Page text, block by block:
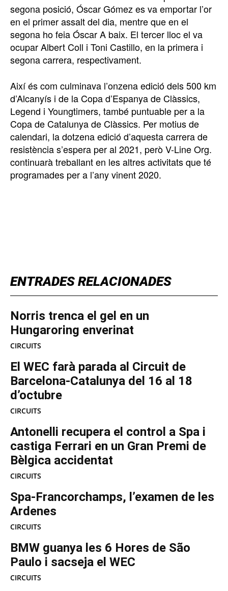
ENTRADES RELACIONADES
Norris trenca el gel en un
Hungaroring enverinat
CIRCUITS
El WEC farà parada al Circuit de
Barcelona-Catalunya del 16 al 18
d’octubre
CIRCUITS
Antonelli recupera el control a Spa i
castiga Ferrari en un Gran Premi de
Bèlgica accidentat
CIRCUITS
Spa-Francorchamps, l’examen de les
Ardenes
CIRCUITS
BMW guanya les 6 Hores de São
Paulo i sacseja el WEC
CIRCUITS
segona posició, Óscar Gómez es va emportar l’or
en el primer assalt del dia, mentre que en el
segona ho feia Óscar A baix. El tercer lloc el va
ocupar Albert Coll i Toni Castillo, en la primera i
segona carrera, respectivament.
Així és com culminava l’onzena edició dels 500 km
d’Alcanyís i de la Copa d’Espanya de Clàssics,
Legend i Youngtimers, també puntuable per a la
Copa de Catalunya de Clàssics. Per motius de
calendari, la dotzena edició d’aquesta carrera de
resistència s’espera per al 2021, però V-Line Org.
continuarà treballant en les altres activitats que té
programades per a l’any vinent 2020.